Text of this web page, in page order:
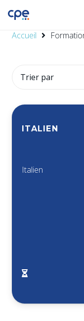
Accueil
ITALIEN
Italien